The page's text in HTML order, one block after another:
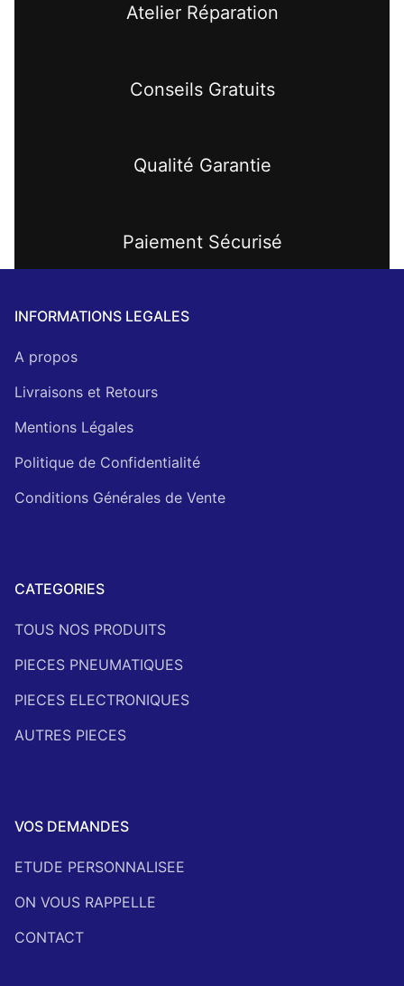
Atelier Réparation
Conseils Gratuits
Qualité Garantie
Paiement Sécurisé
INFORMATIONS LEGALES
A propos
Livraisons et Retours
Mentions Légales
Politique de Confidentialité
Conditions Générales de Vente
CATEGORIES
TOUS NOS PRODUITS
PIECES PNEUMATIQUES
PIECES ELECTRONIQUES
AUTRES PIECES
VOS DEMANDES
ETUDE PERSONNALISEE
ON VOUS RAPPELLE
CONTACT